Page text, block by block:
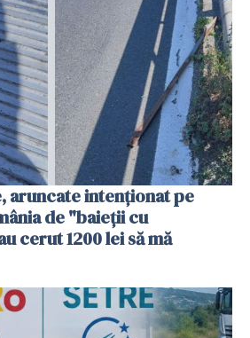
aruncate intenționat pe
de "baieții cu
cerut 1200 lei să mă